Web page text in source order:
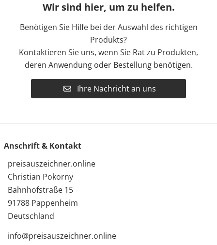
Wir sind hier, um zu helfen.
Benötigen Sie Hilfe bei der Auswahl des richtigen
Produkts?
Kontaktieren Sie uns, wenn Sie Rat zu Produkten,
deren Anwendung oder Bestellung benötigen.
Ihre Nachricht an uns
Anschrift & Kontakt
preisauszeichner.online
Christian Pokorny
Bahnhofstraße 15
91788 Pappenheim
Deutschland
info@preisauszeichner.online